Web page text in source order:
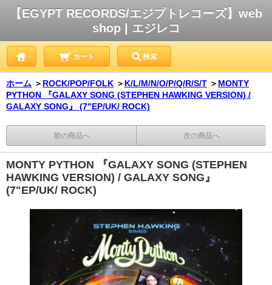
【EGYPT RECORDS/エジプトレコーズ】web
shop | エジレコ
カート 検索
ホーム ＞ ROCK/POP/FOLK ＞ K/L/M/N/O/P/Q/R/S/T ＞ MONTY
PYTHON 『GALAXY SONG (STEPHEN HAWKING VERSION) /
GALAXY SONG』 (7"EP/UK/ ROCK)
前の商品へ 次の商品へ
MONTY PYTHON 『GALAXY SONG (STEPHEN
HAWKING VERSION) / GALAXY SONG』
(7"EP/UK/ ROCK)